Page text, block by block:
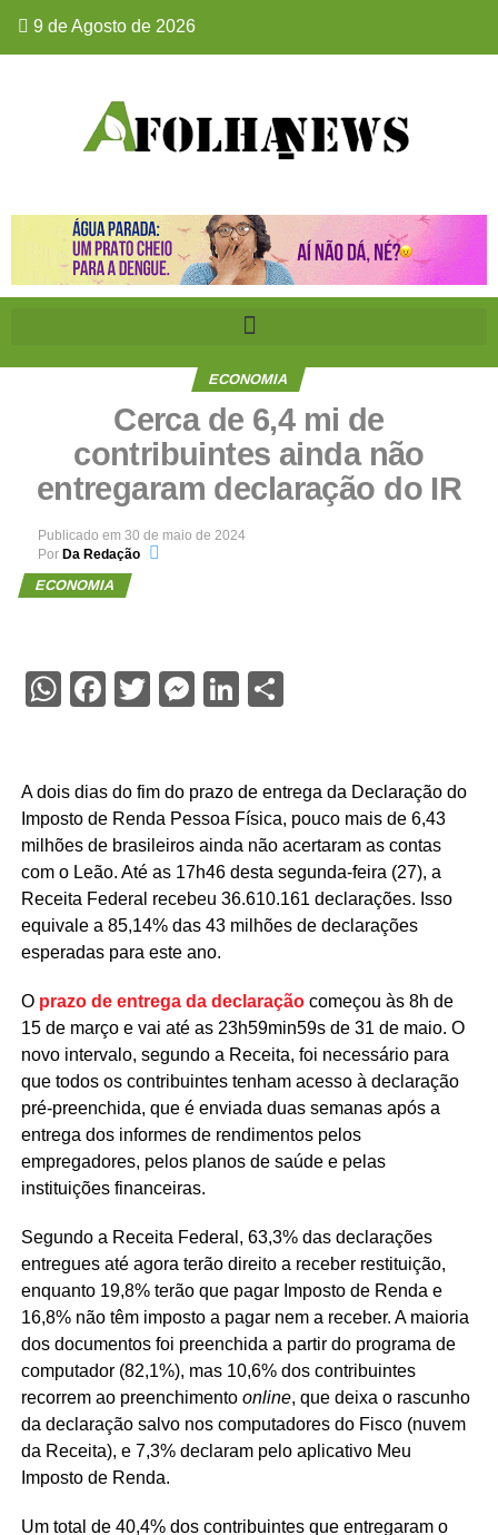
9 de Agosto de 2026
ECONOMIA
Cerca de 6,4 mi de
contribuintes ainda não
entregaram declaração do IR
Publicado em 30 de maio de 2024
Por Da Redação
ECONOMIA
WhatsApp
Facebook
Twitter
Messenger
LinkedIn
Share
A dois dias do fim do prazo de entrega da Declaração do
Imposto de Renda Pessoa Física, pouco mais de 6,43
milhões de brasileiros ainda não acertaram as contas
com o Leão. Até as 17h46 desta segunda-feira (27), a
Receita Federal recebeu 36.610.161 declarações. Isso
equivale a 85,14% das 43 milhões de declarações
esperadas para este ano.
O prazo de entrega da declaraçãocomeçou às 8h de
15 de março e vai até as 23h59min59s de 31 de maio. O
novo intervalo, segundo a Receita, foi necessário para
que todos os contribuintes tenham acesso à declaração
pré-preenchida, que é enviada duas semanas após a
entrega dos informes de rendimentos pelos
empregadores, pelos planos de saúde e pelas
instituições financeiras.
Segundo a Receita Federal, 63,3% das declarações
entregues até agora terão direito a receber restituição,
enquanto 19,8% terão que pagar Imposto de Renda e
16,8% não têm imposto a pagar nem a receber. A maioria
dos documentos foi preenchida a partir do programa de
computador (82,1%), mas 10,6% dos contribuintes
recorrem ao preenchimento online, que deixa o rascunho
da declaração salvo nos computadores do Fisco (nuvem
da Receita), e 7,3% declaram pelo aplicativo Meu
Imposto de Renda.
Um total de 40,4% dos contribuintes que entregaram o